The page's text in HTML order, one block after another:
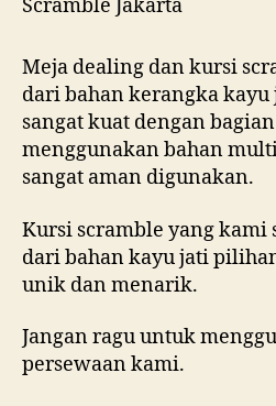
Meja dealing dan kursi
dari bahan kerangka
sangat kuat dengan
menggunakan bahan
sangat aman digunakan.
Kursi scramble yang
dari bahan kayu jati
unik dan menarik.
Jangan ragu untuk
persewaan kami.